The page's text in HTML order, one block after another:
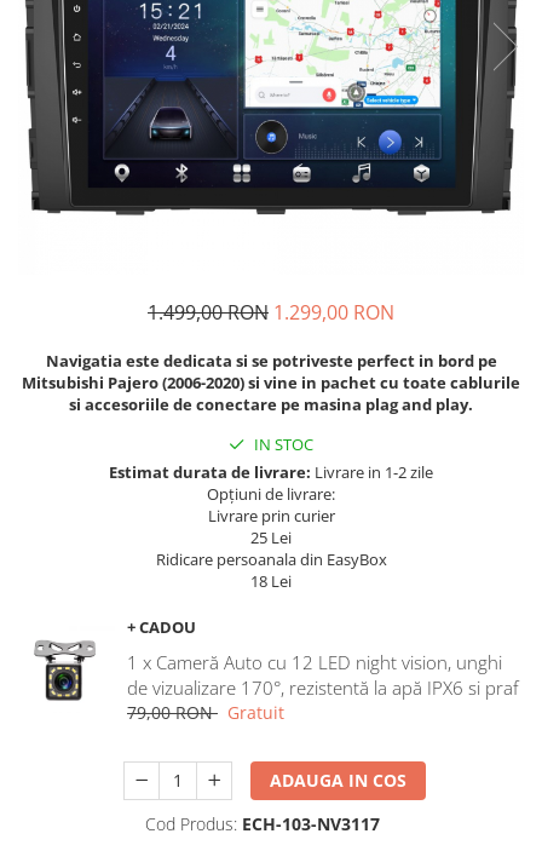
Navigatii Fiat
Navigatii Nissan
Navigatii Citroen
Navigatii Suzuki
Navigatii Mitsubishi
Navigatii Volvo
Navigatii Mazda
Navigatii Smart
Navigatii Chevrolet
Navigatii Jeep
Navigatii Land Rover
Navigatii Chrysler
1.499,00 RON 1.299,00 RON
Navigatia este dedicata si se potriveste perfect in bord pe
Mitsubishi Pajero (2006-2020)si vine in pachet cu toate cablurile
si accesoriile de conectare pe masina plag and play.
IN STOC
Estimat durata de livrare: Livrare in 1-2 zile
Opțiuni de livrare:
Livrare prin curier
25 Lei
Ridicare persoanala din EasyBox
18 Lei
+ CADOU
1 x Cameră Auto cu 12 LED night vision, unghi
de vizualizare 170°, rezistentă la apă IPX6 si praf
79,00 RON Gratuit
ADAUGA IN COS
Cod Produs: ECH-103-NV3117